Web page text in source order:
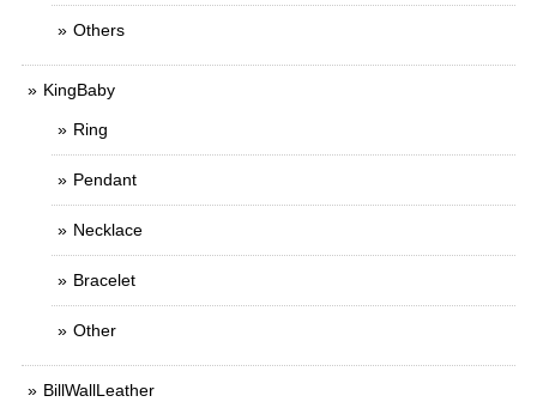
Others
KingBaby
Ring
Pendant
Necklace
Bracelet
Other
BillWallLeather